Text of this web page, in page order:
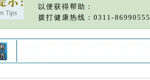
以便获得帮助：
拨打健康热线：0311-86990555